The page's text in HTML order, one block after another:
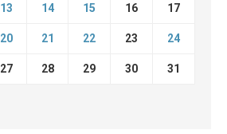
13 14 15 16 17
20 21 22 23 24
27 28 29 30 31